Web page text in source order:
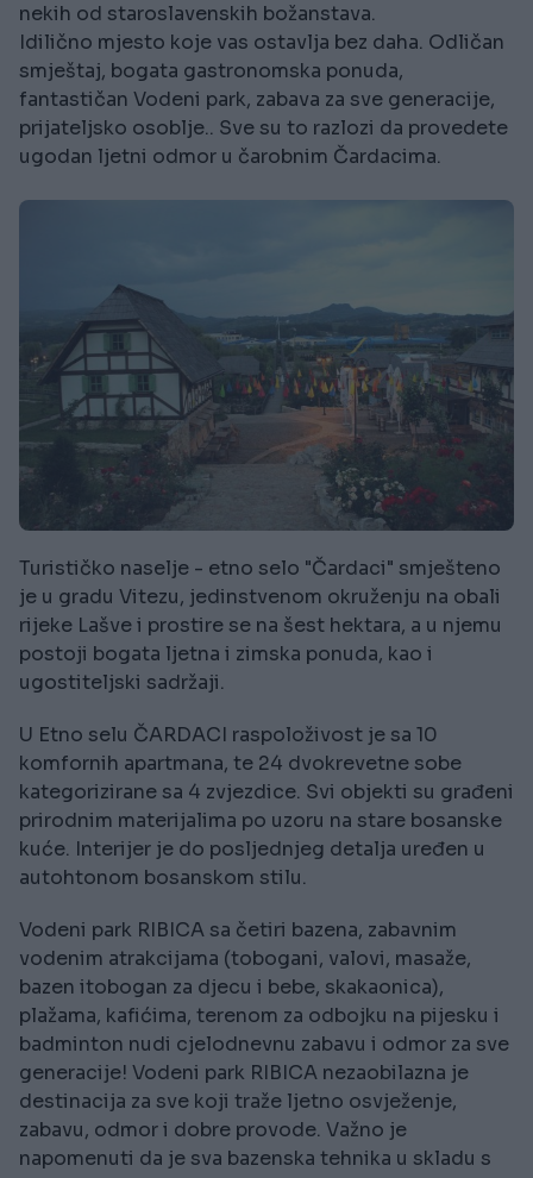
nekih od staroslavenskih božanstava.
Idilično mjesto koje vas ostavlja bez daha. Odličan
smještaj, bogata gastronomska ponuda,
fantastičan Vodeni park, zabava za sve generacije,
prijateljsko osoblje.. Sve su to razlozi da provedete
ugodan ljetni odmor u čarobnim Čardacima.
Turističko naselje - etno selo "Čardaci" smješteno
je u gradu Vitezu, jedinstvenom okruženju na obali
rijeke Lašve i prostire se na šest hektara, a u njemu
postoji bogata ljetna i zimska ponuda, kao i
ugostiteljski sadržaji.
U Etno selu ČARDACI raspoloživost je sa 10
komfornih apartmana, te 24 dvokrevetne sobe
kategorizirane sa 4 zvjezdice. Svi objekti su građeni
prirodnim materijalima po uzoru na stare bosanske
kuće. Interijer je do posljednjeg detalja uređen u
autohtonom bosanskom stilu.
Vodeni park RIBICA sa četiri bazena, zabavnim
vodenim atrakcijama (tobogani, valovi, masaže,
bazen itobogan za djecu i bebe, skakaonica),
plažama, kafićima, terenom za odbojku na pijesku i
badminton nudi cjelodnevnu zabavu i odmor za sve
generacije! Vodeni park RIBICA nezaobilazna je
destinacija za sve koji traže ljetno osvježenje,
zabavu, odmor i dobre provode. Važno je
napomenuti da je sva bazenska tehnika u skladu s